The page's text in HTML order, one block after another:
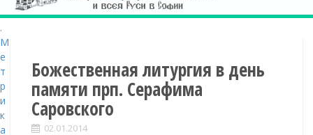
c
o
n
t
e
n
t
Божественная литургия в день
памяти прп. Серафима
Саровского
02.01.2014